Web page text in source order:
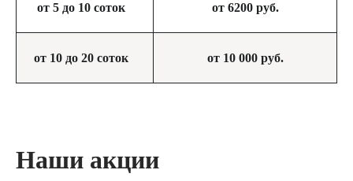
от 5 до 10 соток от 6200 руб.
от 10 до 20 соток от 10 000 руб.
Наши акции